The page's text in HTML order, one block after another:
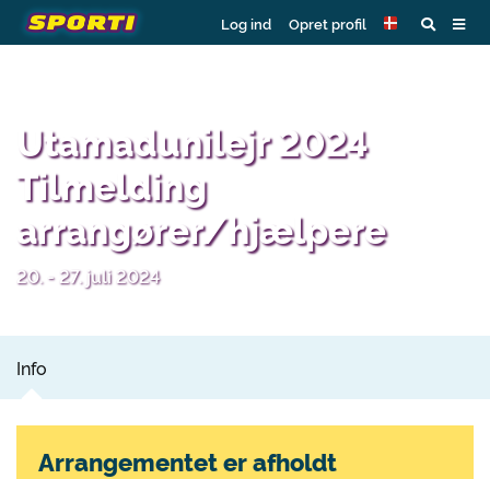
Log ind Opret profil
Utamadunilejr 2024
Tilmelding
arrangører/hjælpere
20. - 27. juli 2024
Info
Arrangementet er afholdt